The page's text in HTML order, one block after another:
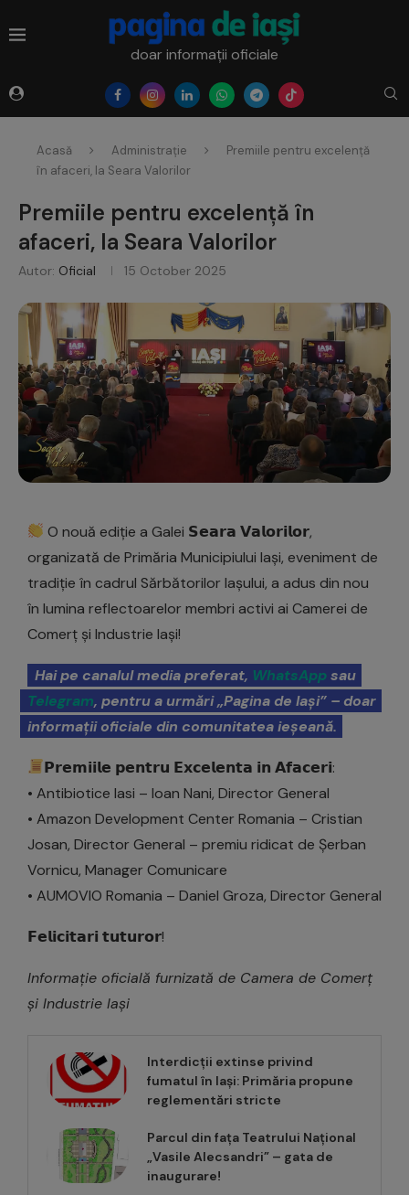
doar informații oficiale
Acasă Administrație
Premiile pentru excelență
în afaceri, la Seara Valorilor
Premiile pentru excelență în
afaceri, la Seara Valorilor
Autor: Oficial 15 October 2025
O nouă ediție a Galei 𝗦𝗲𝗮𝗿𝗮 𝗩𝗮𝗹𝗼𝗿𝗶𝗹𝗼𝗿,
organizată de Primăria Municipiului Iași, eveniment de
tradiție în cadrul Sărbătorilor Iașului, a adus din nou
în lumina reflectoarelor membri activi ai Camerei de
Comerț și Industrie Iași!
Hai pe canalul media preferat, WhatsAppsau
Telegram, pentru a urmări „Pagina de Iași” – doar
informații oficiale din comunitatea ieșeană.
𝗣𝗿𝗲𝗺𝗶𝗶𝗹𝗲 𝗽𝗲𝗻𝘁𝗿𝘂 𝗘𝘅𝗰𝗲𝗹𝗲𝗻𝘁𝗮 𝗶𝗻 𝗔𝗳𝗮𝗰𝗲𝗿𝗶:
• Antibiotice Iasi – Ioan Nani, Director General
• Amazon Development Center Romania – Cristian
Josan, Director General – premiu ridicat de Șerban
Vornicu, Manager Comunicare
• AUMOVIO Romania – Daniel Groza, Director General
𝗙𝗲𝗹𝗶𝗰𝗶𝘁𝗮𝗿𝗶 𝘁𝘂𝘁𝘂𝗿𝗼𝗿!
Informație oficială furnizată de Camera de Comerț
și Industrie Iași
Interdicții extinse privind
fumatul în Iași: Primăria propune
reglementări stricte
Parcul din fața Teatrului Național
„Vasile Alecsandri” – gata de
inaugurare!